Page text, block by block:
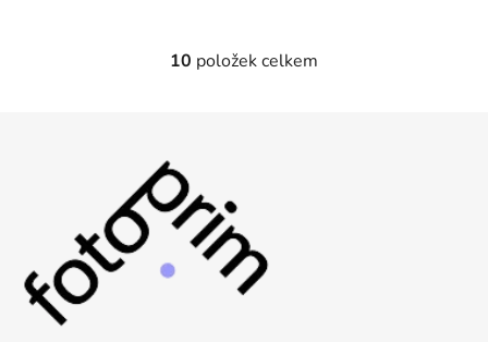
O
í
p
r
10 položek celkem